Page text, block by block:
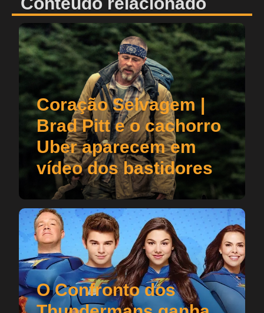
Coração Selvagem |
Brad Pitt e o cachorro
Uber aparecem em
vídeo dos bastidores
O Confronto dos